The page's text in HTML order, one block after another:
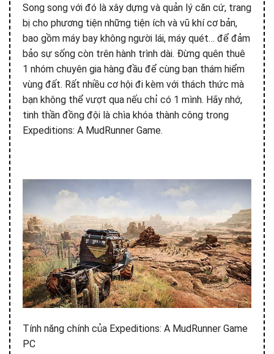
Song song với đó là xây dựng và quản lý căn cứ, trang
bị cho phương tiện những tiện ích và vũ khí cơ bản,
bao gồm máy bay không người lái, máy quét… để đảm
bảo sự sống còn trên hành trình dài. Đừng quên thuê
1 nhóm chuyên gia hàng đầu để cùng bạn thám hiểm
vùng đất. Rất nhiều cơ hội đi kèm với thách thức mà
bạn không thể vượt qua nếu chỉ có 1 mình. Hãy nhớ,
tinh thần đồng đội là chìa khóa thành công trong
Expeditions: A MudRunner Game.
Tính năng chính của Expeditions: A MudRunner Game
PC